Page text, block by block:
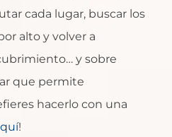
cada lugar, buscar los
alto y volver a
y sobre
que permite
hacerlo con una
!